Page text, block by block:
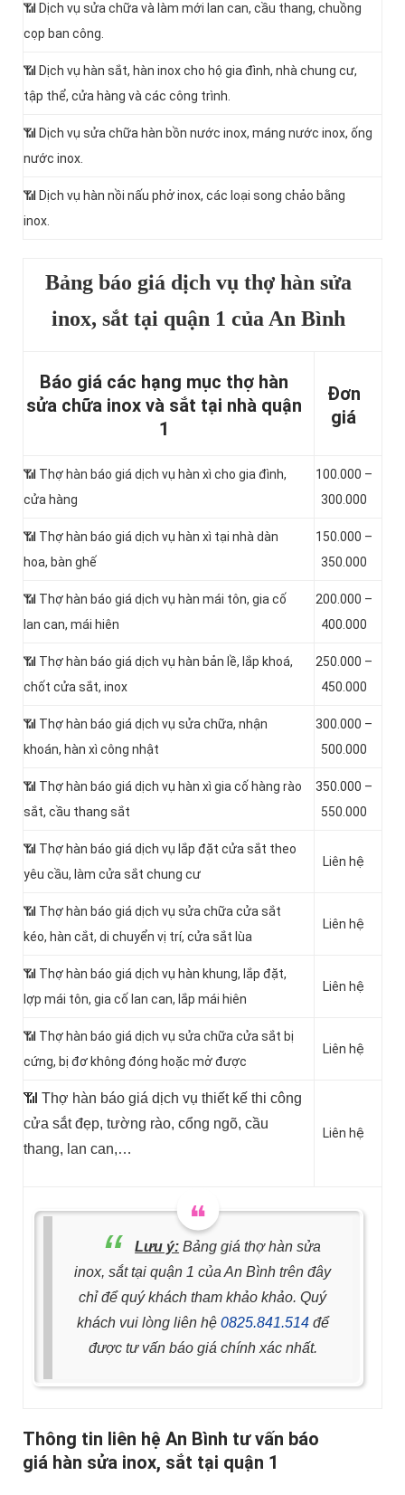
📶 Dịch vụ sửa chữa và làm mới lan can, cầu thang, chuồng
cọp ban công.
📶 Dịch vụ hàn sắt, hàn inox cho hộ gia đình, nhà chung cư,
tập thể, cửa hàng và các công trình.
📶 Dịch vụ sửa chữa hàn bồn nước inox, máng nước inox, ống
nước inox.
📶 Dịch vụ hàn nồi nấu phở inox, các loại song chảo bằng
inox.
Bảng báo giá dịch vụ thợ hàn sửa
inox, sắt tại quận 1 của An Bình
Báo giá các hạng mục thợ hàn
sửa chữa inox và sắt tại nhà quận
1
Đơn
giá
📶 Thợ hàn báo giá dịch vụ hàn xì cho gia đình,
cửa hàng
100.000 –
300.000
📶 Thợ hàn báo giá dịch vụ hàn xì tại nhà dàn
hoa, bàn ghế
150.000 –
350.000
📶 Thợ hàn báo giá dịch vụ hàn mái tôn, gia cố
lan can, mái hiên
200.000 –
400.000
📶 Thợ hàn báo giá dịch vụ hàn bản lề, lắp khoá,
chốt cửa sắt, inox
250.000 –
450.000
📶 Thợ hàn báo giá dịch vụ sửa chữa, nhận
khoán, hàn xì công nhật
300.000 –
500.000
📶 Thợ hàn báo giá dịch vụ hàn xì gia cố hàng rào
sắt, cầu thang sắt
350.000 –
550.000
📶 Thợ hàn báo giá dịch vụ lắp đặt cửa sắt theo
yêu cầu, làm cửa sắt chung cư
Liên hệ
📶 Thợ hàn báo giá dịch vụ sửa chữa cửa sắt
kéo, hàn cắt, di chuyển vị trí, cửa sắt lùa
Liên hệ
📶 Thợ hàn báo giá dịch vụ hàn khung, lắp đặt,
lợp mái tôn, gia cố lan can, lắp mái hiên
Liên hệ
📶 Thợ hàn báo giá dịch vụ sửa chữa cửa sắt bị
cứng, bị đơ không đóng hoặc mở được
Liên hệ
📶 Thợ hàn báo giá dịch vụ thiết kế thi công
cửa sắt đẹp, tường rào, cổng ngõ, cầu
thang, lan can,…
Liên hệ
Lưu ý: Bảng giá thợ hàn sửa
inox, sắt tại quận 1 của An Bình trên đây
chỉ để quý khách tham khảo khảo. Quý
khách vui lòng liên hệ 0825.841.514để
được tư vấn báo giá chính xác nhất.
Thông tin liên hệ An Bình tư vấn báo
giá hàn sửa inox, sắt tại quận 1